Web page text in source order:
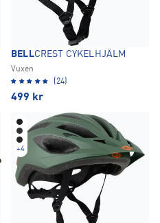
BELLCREST CYKELHJÄLM
Vuxen
(24)
499 kr
+4